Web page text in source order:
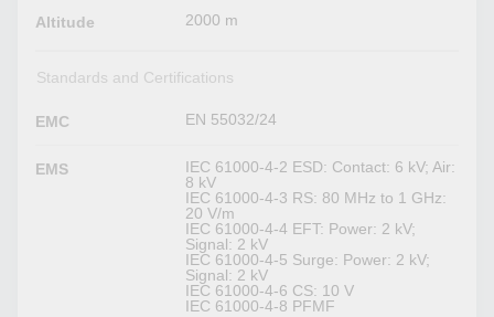
Altitude 2000 m
Standards and Certifications
EMC EN 55032/24
EMS
IEC 61000-4-2 ESD: Contact: 6 kV; Air:
8 kV
IEC 61000-4-3 RS: 80 MHz to 1 GHz:
20 V/m
IEC 61000-4-4 EFT: Power: 2 kV;
Signal: 2 kV
IEC 61000-4-5 Surge: Power: 2 kV;
Signal: 2 kV
IEC 61000-4-6 CS: 10 V
IEC 61000-4-8 PFMF